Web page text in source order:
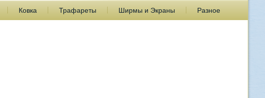
Ковка Трафареты Ширмы и Экраны Разное